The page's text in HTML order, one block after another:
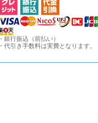
・銀行振込（前払い）
・代引き手数料は実費となります。